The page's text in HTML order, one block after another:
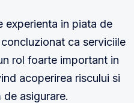
experienta in piata de
ca serviciile
rol foarte important in
acoperirea riscului si
asigurare.